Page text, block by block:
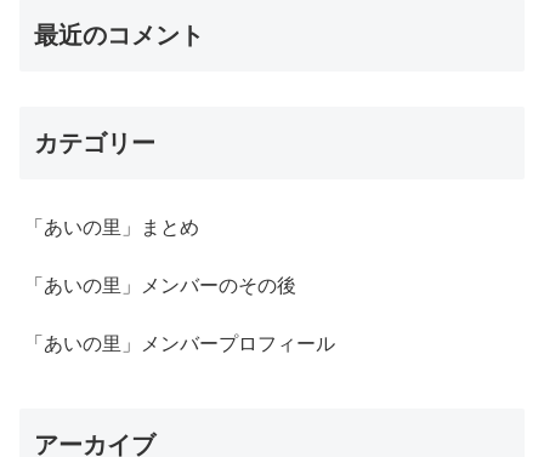
最近のコメント
カテゴリー
「あいの里」まとめ
「あいの里」メンバーのその後
「あいの里」メンバープロフィール
アーカイブ